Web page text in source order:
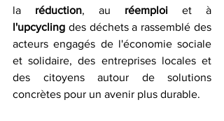
la réduction, au réemploi
l'upcycling des déchets a rassemblé des
acteurs engagés de l'économie sociale
et solidaire, des entreprises locales et
des citoyens autour de solutions
concrètes pour un avenir plus durable.